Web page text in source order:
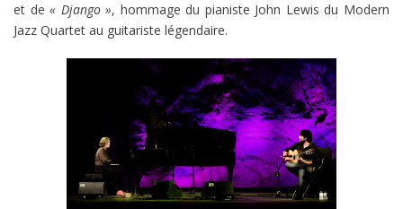
et de« Django », hommage du pianiste John Lewis du Modern
Jazz Quartet au guitariste légendaire.